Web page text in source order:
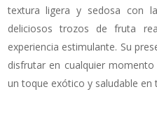
textura ligera y sedosa con
deliciosos trozos de fruta
experiencia estimulante. Su
disfrutar en cualquier
un toque exótico y saludable en